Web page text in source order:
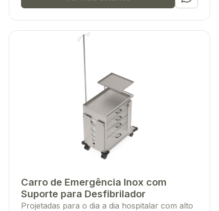
Carro de Emergência Inox com
Suporte para Desfibrilador
Projetadas para o dia a dia hospitalar com alto